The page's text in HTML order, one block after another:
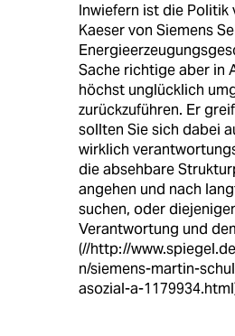
Inwiefern ist die
Kaeser von Siemens
Sache richtige aber in
höchst unglücklich
zurückzuführen. Er
sollten Sie sich dabei
wirklich
die absehbare
angehen und nach
suchen, oder
Verantwortung und
(//http://
n/siemens-martin-
asozial-a-